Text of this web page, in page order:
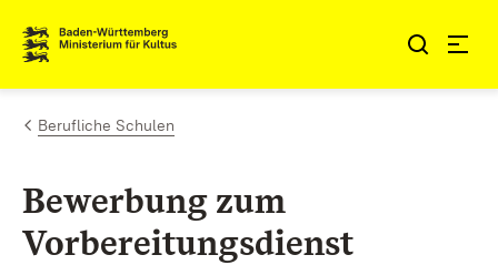
Zum Inhalt springen
Link zur Startseite
Berufliche Schulen
Bewerbung zum
Vorbereitungsdienst